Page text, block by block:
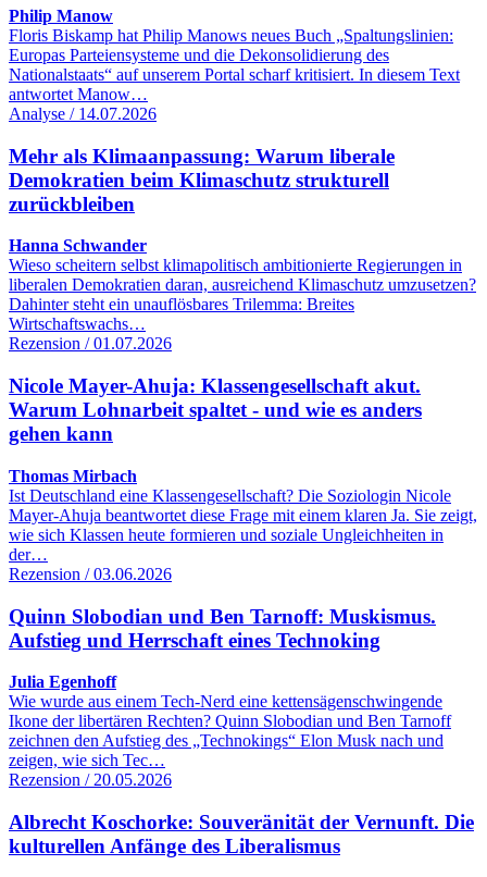
Philip Manow
Floris Biskamp hat Philip Manows neues Buch „Spaltungslinien:
Europas Parteiensysteme und die Dekonsolidierung des
Nationalstaats“ auf unserem Portal scharf kritisiert. In diesem Text
antwortet Manow…
Analyse / 14.07.2026
Mehr als Klimaanpassung: Warum liberale
Demokratien beim Klimaschutz strukturell
zurückbleiben
Hanna Schwander
Wieso scheitern selbst klimapolitisch ambitionierte Regierungen in
liberalen Demokratien daran, ausreichend Klimaschutz umzusetzen?
Dahinter steht ein unauflösbares Trilemma: Breites
Wirtschaftswachs…
Rezension / 01.07.2026
Nicole Mayer-Ahuja: Klassengesellschaft akut.
Warum Lohnarbeit spaltet - und wie es anders
gehen kann
Thomas Mirbach
Ist Deutschland eine Klassengesellschaft? Die Soziologin Nicole
Mayer-Ahuja beantwortet diese Frage mit einem klaren Ja. Sie zeigt,
wie sich Klassen heute formieren und soziale Ungleichheiten in
der…
Rezension / 03.06.2026
Quinn Slobodian und Ben Tarnoff: Muskismus.
Aufstieg und Herrschaft eines Technoking
Julia Egenhoff
Wie wurde aus einem Tech-Nerd eine kettensägenschwingende
Ikone der libertären Rechten? Quinn Slobodian und Ben Tarnoff
zeichnen den Aufstieg des „Technokings“ Elon Musk nach und
zeigen, wie sich Tec…
Rezension / 20.05.2026
Albrecht Koschorke: Souveränität der Vernunft. Die
kulturellen Anfänge des Liberalismus